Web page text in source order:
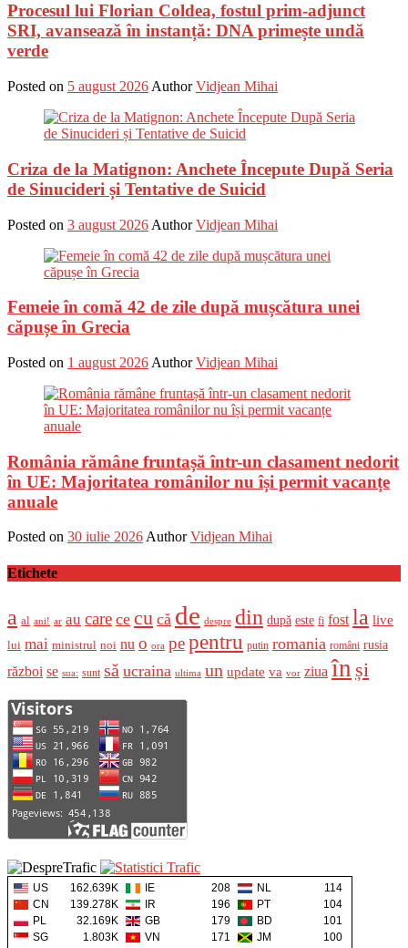
Procesul lui Florian Coldea, fostul prim-adjunct
SRI, avansează în instanță: DNA primește undă
verde
Posted on 5 august 2026 Author Vidjean Mihai
Criza de la Matignon: Anchete Începute După Seria
de Sinucideri și Tentative de Suicid
Posted on 3 august 2026 Author Vidjean Mihai
Femeie în comă 42 de zile după mușcătura unei
căpușe în Grecia
Posted on 1 august 2026 Author Vidjean Mihai
România rămâne fruntașă într-un clasament nedorit
în UE: Majoritatea românilor nu își permit vacanțe
anuale
Posted on 30 iulie 2026Author Vidjean Mihai
Etichete
a al ani! ar au care ce cu că de despre din după este fi fost la live
lui mai ministrul noi nu o ora pepentru putin romania români rusia
război se sua: sunt să ucraina ultima un update va vor ziua în și
US 162.639K IE 208 NL
114
CN
139.278K IR 196 PT
104
PL
32.169K GB 179 BD
101
SG
1.803K VN 171 JM
100